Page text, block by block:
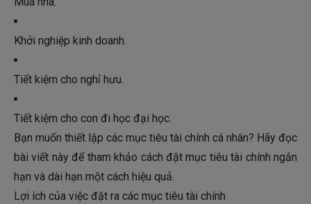
Khởi nghiệp kinh doanh.
Tiết kiệm cho nghỉ hưu.
Tiết kiệm cho con đi học đại học.
Bạn muốn thiết lập các mục tiêu tài chính cá nhân? Hãy đọc
bài viết này để tham khảo cách đặt mục tiêu tài chính ngắn
hạn và dài hạn một cách hiệu quả.
Lợi ích của việc đặt ra các mục tiêu tài chính